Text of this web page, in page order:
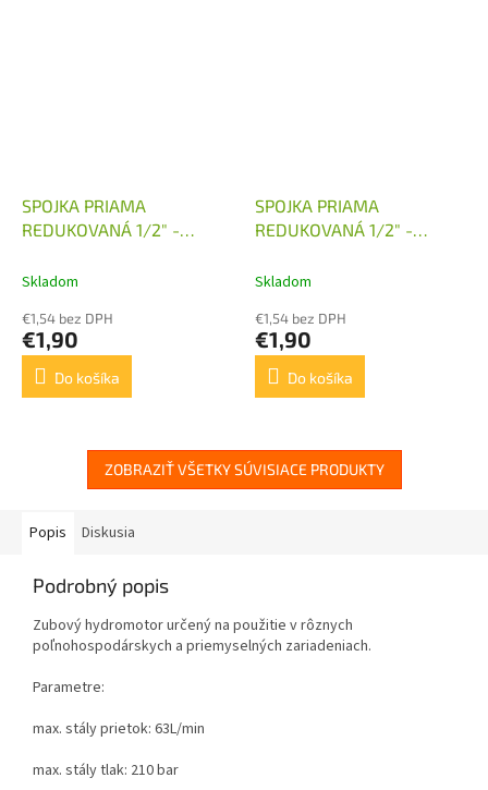
SPOJKA PRIAMA
REDUKOVANÁ 1/2" -
Skladom
€1,54 bez DPH
€1,90
Do košíka
SPOJKA PRIAMA
REDUKOVANÁ 1/2" -
Skladom
€1,54 bez DPH
€1,90
Do košíka
ZOBRAZIŤ VŠETKY SÚVISIACE PRODUKTY
Popis Diskusia
Podrobný popis
Zubový hydromotor určený na použitie v rôznych
poľnohospodárskych a priemyselných zariadeniach.
Parametre:
max. stály prietok: 63L/min
max. stály tlak: 210 bar